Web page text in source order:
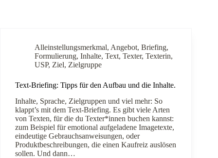
Alleinstellungsmerkmal, Angebot, Briefing,
Formulierung, Inhalte, Text, Texter, Texterin,
USP, Ziel, Zielgruppe
Text-Briefing: Tipps für den Aufbau und die Inhalte.
Inhalte, Sprache, Zielgruppen und viel mehr: So
klappt’s mit dem Text-Briefing. Es gibt viele Arten
von Texten, für die du Texter*innen buchen kannst:
zum Beispiel für emotional aufgeladene Imagetexte,
eindeutige Gebrauchsanweisungen, oder
Produktbeschreibungen, die einen Kaufreiz auslösen
sollen. Und dann…